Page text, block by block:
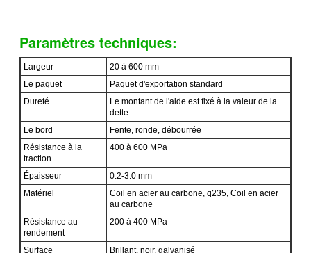
Paramètres techniques:
Largeur
20 à 600 mm
Le paquet
Paquet d'exportation standard
Dureté
Le montant de l'aide est fixé à la valeur de la
dette.
Le bord
Fente, ronde, débourrée
Résistance à la
traction
400 à 600 MPa
Épaisseur
0.2-3.0 mm
Matériel
Coil en acier au carbone, q235, Coil en acier
au carbone
Résistance au
rendement
200 à 400 MPa
Surface Brillant, noir, galvanisé